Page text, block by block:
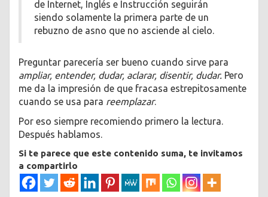
de Internet, Inglés e Instrucción seguirán
siendo solamente la primera parte de un
rebuzno de asno que no asciende al cielo.
Preguntar parecería ser bueno cuando sirve para
ampliar, entender, dudar, aclarar, disentir, dudar. Pero
me da la impresión de que fracasa estrepitosamente
cuando se usa para reemplazar.
Por eso siempre recomiendo primero la lectura.
Después hablamos.
Si te parece que este contenido suma, te invitamos
a compartirlo